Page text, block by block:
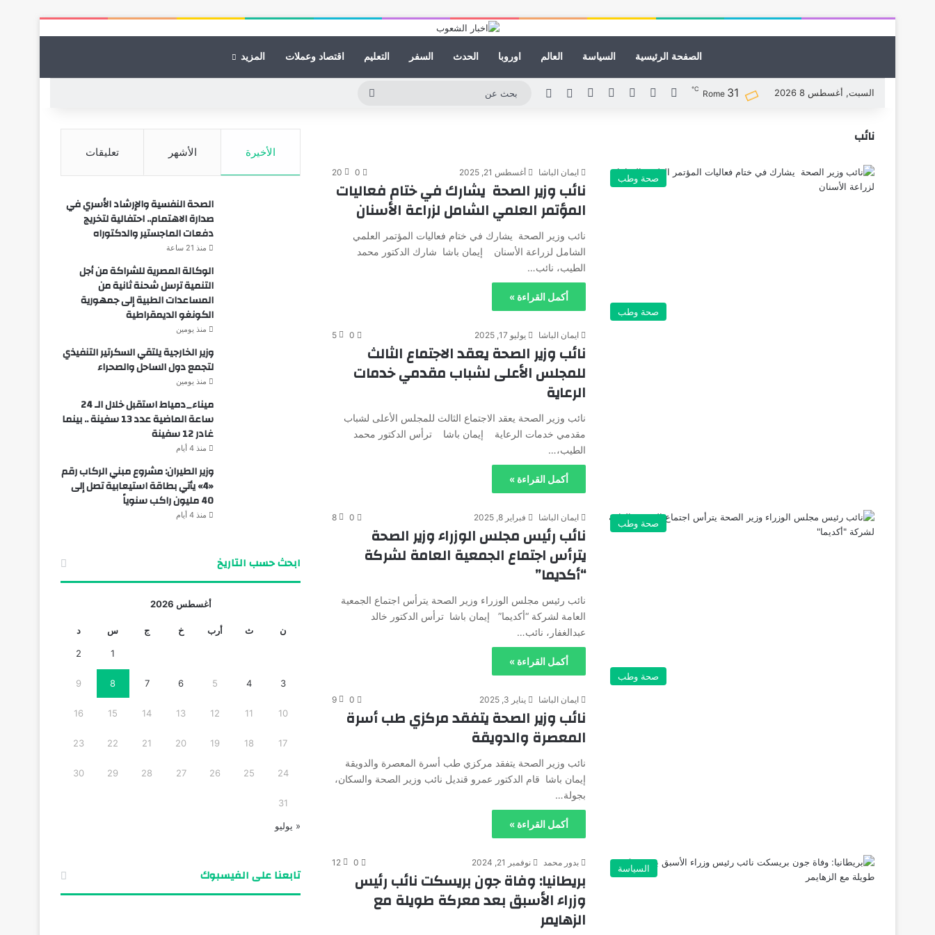
الصفحة الرئيسية السياسة العالم اوروبا الحدث السفر التعليم اقتصاد وعملات المزيد
السبت, أغسطس 8 2026 Rome 31
℃ فيسبوك لينكدإنيوتيوب انستقراممقال عشوائي
الوضع المظلم
نائب
صحة وطب
ايمان الباشا أغسطس 21, 2025 0
20
نائب وزير الصحة يشارك في ختام فعاليات
المؤتمر العلمي الشامل لزراعة الأسنان
نائب وزير الصحة يشارك في ختام فعاليات المؤتمر العلمي
الشامل لزراعة الأسنان إيمان باشا شارك الدكتور محمد
الطيب، نائب…
أكمل القراءة »
صحة وطب
ايمان الباشا يوليو 17, 2025 0
5
نائب وزير الصحة يعقد الاجتماع الثالث
للمجلس الأعلى لشباب مقدمي خدمات
الرعاية
نائب وزير الصحة يعقد الاجتماع الثالث للمجلس الأعلى لشباب
مقدمي خدمات الرعاية إيمان باشا ترأس الدكتور محمد
الطيب،…
أكمل القراءة »
صحة وطب
ايمان الباشا فبراير 8, 2025 0
8
نائب رئيس مجلس الوزراء وزير الصحة
يترأس اجتماع الجمعية العامة لشركة
“أكديما”
نائب رئيس مجلس الوزراء وزير الصحة يترأس اجتماع الجمعية
العامة لشركة “أكديما” إيمان باشا ترأس الدكتور خالد
عبدالغفار، نائب…
أكمل القراءة »
صحة وطب
ايمان الباشا يناير 3, 2025 0
9
نائب وزير الصحة يتفقد مركزي طب أسرة
المعصرة والدويقة
نائب وزير الصحة يتفقد مركزي طب أسرة المعصرة والدويقة
إيمان باشا قام الدكتور عمرو قنديل نائب وزير الصحة والسكان،
بجولة…
أكمل القراءة »
السياسة
بدور محمد نوفمبر 21, 2024 0
12
بريطانيا: وفاة جون بريسكت نائب رئيس
وزراء الأسبق بعد معركة طويلة مع
الزهايمر
الأخيرة الأشهر تعليقات
الصحة النفسية والإرشاد الأسري في
صدارة الاهتمام.. احتفالية لتخريج
دفعات الماجستير والدكتوراه
منذ 21 ساعة
الوكالة المصرية للشراكة من أجل
التنمية ترسل شحنة ثانية من
المساعدات الطبية إلى جمهورية
الكونغو الديمقراطية
منذ يومين
وزير الخارجية يلتقي السكرتير التنفيذي
لتجمع دول الساحل والصحراء
منذ يومين
ميناء_دمياط استقبل خلال الـ 24
ساعة الماضية عدد 13 سفينة .. بينما
غادر 12 سفينة
منذ 4 أيام
وزير الطيران: مشروع مبني الركاب رقم
«4» يأتي بطاقة استيعابية تصل إلى
40 مليون راكب سنوياً
منذ 4 أيام
ابحث حسب التاريخ
أغسطس 2026
ن ث أرب خ ج س د
1
2
3
4
5
6
7
8
9
10
11
12
13
14
15
16
17
18
19
20
21
22
23
24
25
26
27
28
29
30
31
« يوليو
تابعنا على الفيسبوك